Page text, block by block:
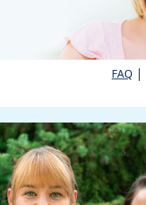
FAQ |